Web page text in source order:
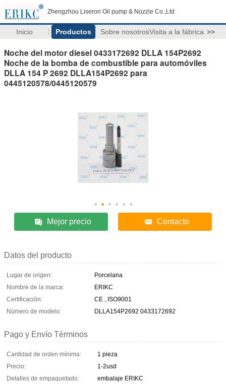
Zhengzhou Liseron Oil pump & Nozzle Co.,Ltd
Inicio Productos Sobre nosotrosVisita a la fábrica >>
Noche del motor diesel 0433172692 DLLA 154P2692
Noche de la bomba de combustible para automóviles
DLLA 154 P 2692 DLLA154P2692 para
0445120578/0445120579
Mejor precio Contacto
Datos del producto
Lugar de origen:
Porcelana
Nombre de la marca:
ERIKC
Certificación:
CE , ISO9001
Número de modelo:
DLLA154P2692 0433172692
Pago y Envío Términos
Cantidad de orden mínima:
1 pieza
Precio:
1-2usd
Detalles de empaquetado:
embalaje ERIKC